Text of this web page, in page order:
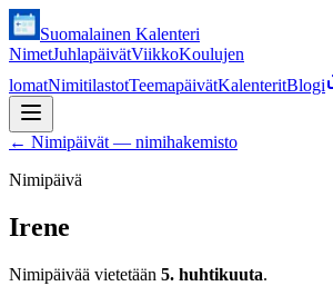
Suomalainen Kalenteri
NimetJuhlapäivätViikkoKoulujen
lomatNimitilastotTeemapäivätKalenteritBlogi
← Nimipäivät — nimihakemisto
Nimipäivä
Irene
Nimipäivää vietetään 5. huhtikuuta.